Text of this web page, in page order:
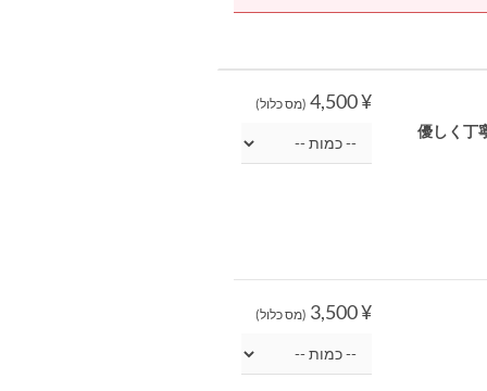
¥ 4,500 (מס כלול)
優しく丁
¥ 3,500 (מס כלול)